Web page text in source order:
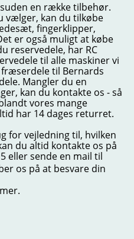
en række tilbehør.
vælger, kan du tilkøbe
fingerklipper,
er også muligt at købe
reservedele, har RC
til alle maskiner vi
til Bernards
Mangler du en
kan du kontakte os - så
vores mange
har 14 dages returret.
for vejledning til, hvilken
du altid kontakte os på
eller sende en mail til
os på at besvare din